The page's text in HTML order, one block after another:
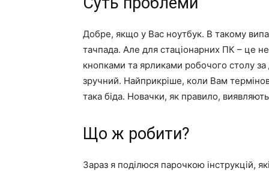
Добре, якщо у Вас ноутбук. В такому
тачпада. Але для стаціонарних ПК – це
кнопками та ярликами робочого столу
зручний. Найприкріше, коли Вам
така біда. Новачки, як правило,
Що ж робити?
Зараз я поділюся парочкою інструкцій,